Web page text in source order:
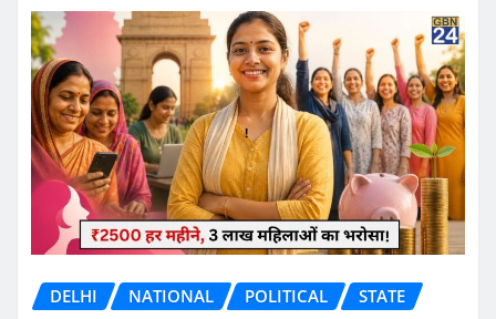
DELHI NATIONAL POLITICAL STATE